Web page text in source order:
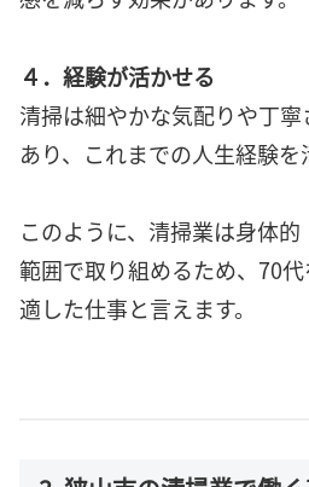
４．経験が活かせる
清掃は細やかな気配りや丁
あり、これまでの人生経験を
このように、清掃業は身体
範囲で取り組めるため、70
適した仕事と言えます。